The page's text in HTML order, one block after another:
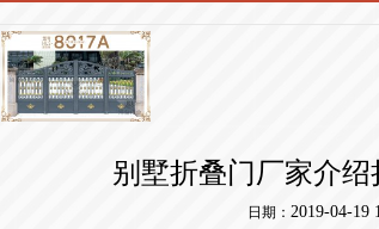
别墅折叠门厂家介
日期： 2019-04-19